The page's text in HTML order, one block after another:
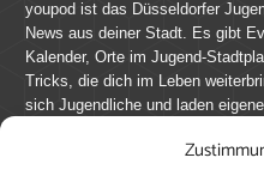
youpod ist das Düsseldorfer
News aus deiner Stadt. Es gibt
Kalender, Orte im Jugend-
Tricks, die dich im Leben
sich Jugendliche und laden